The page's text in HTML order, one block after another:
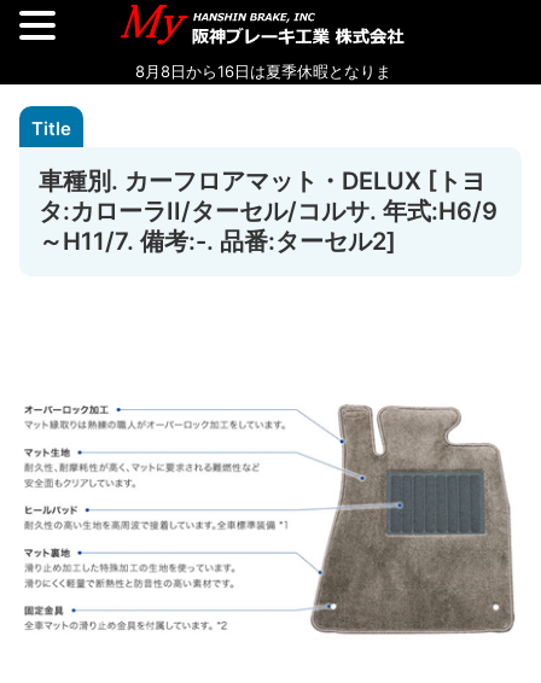
車種別. カーフロアマット・DELUX [トヨ
タ:カローラII/ターセル/コルサ. 年式:H6/9
～H11/7. 備考:-. 品番:ターセル2]